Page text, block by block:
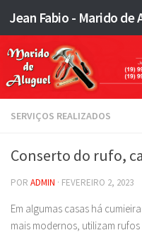
Skip to content
SERVIÇOS REALIZADOS
Conserto do rufo,
POR ADMIN · FEVEREIRO 2, 2023
Em algumas casas há
mais modernos, utilizam